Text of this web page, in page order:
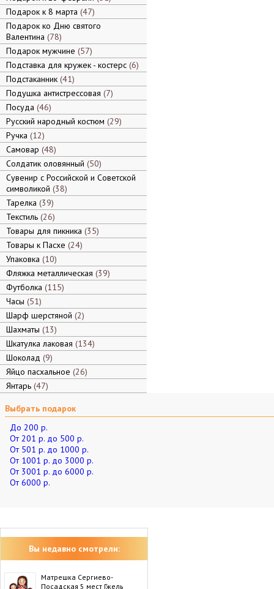
Подарок к 8 марта 47
Подарок ко Дню святого
Валентина 78
Подарок мужчине 57
Подставка для кружек - костерс 6
Подстаканник 41
Подушка антистрессовая 7
Посуда 46
Русский народный костюм 29
Ручка 12
Самовар 48
Солдатик оловянный 50
Сувенир с Российской и Советской
символикой 38
Тарелка 39
Текстиль 26
Товары для пикника 35
Товары к Пасхе 24
Упаковка 10
Фляжка металлическая 39
Футболка 115
Часы 51
Шарф шерстяной 2
Шахматы 13
Шкатулка лаковая 134
Шоколад 9
Яйцо пасхальное 26
Янтарь 47
Выбрать подарок
До 200 р.
От 201 р. до 500 р.
От 501 р. до 1000 р.
От 1001 р. до 3000 р.
От 3001 р. до 6000 р.
От 6000 р.
Вы недавно смотрели:
Матрешка Сергиево-
Посадская 5 мест Гжель